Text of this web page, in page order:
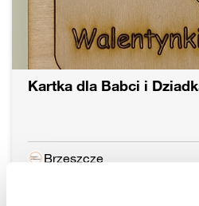
Kartka dla Babci i
Brzeszcze